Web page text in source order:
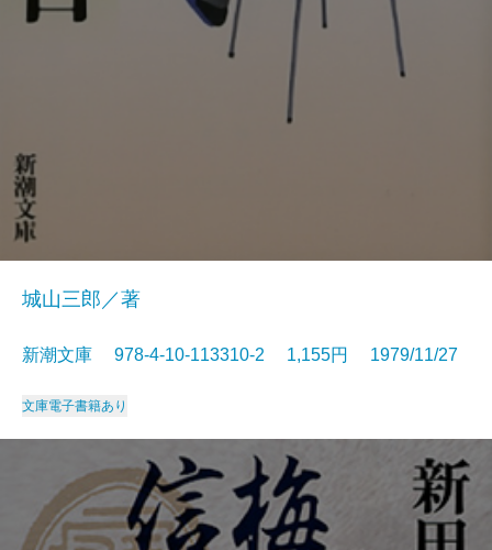
城山三郎／著
新潮文庫 978-4-10-113310-2 1,155円 1979/11/27
文庫電子書籍あり